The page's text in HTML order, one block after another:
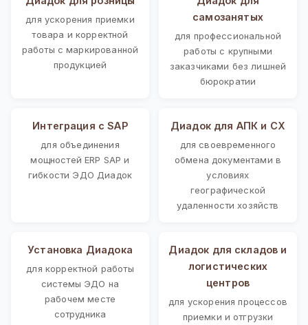
для ускорения приемки
товара и корректной
работы с маркированной
продукцией
самозанятых
для профессиональной
работы с крупными
заказчиками без лишней
бюрократии
Интеграция с SAP
для объединения
мощностей ERP SAP и
гибкости ЭДО Диадок
Диадок для АПК и СХ
для своевременного
обмена документами в
условиях
географической
удаленности хозяйств
Установка Диадока
для корректной работы
системы ЭДО на
рабочем месте
сотрудника
Диадок для складов и
логистических
центров
для ускорения процессов
приемки и отгрузки